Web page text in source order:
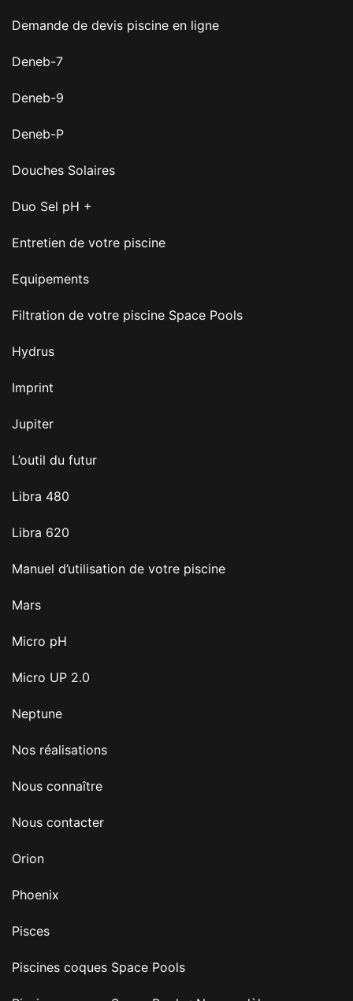
Demande de devis piscine en ligne
Deneb-7
Deneb-9
Deneb-P
Douches Solaires
Duo Sel pH +
Entretien de votre piscine
Equipements
Filtration de votre piscine Space Pools
Hydrus
Imprint
Jupiter
L’outil du futur
Libra 480
Libra 620
Manuel d’utilisation de votre piscine
Mars
Micro pH
Micro UP 2.0
Neptune
Nos réalisations
Nous connaître
Nous contacter
Orion
Phoenix
Pisces
Piscines coques Space Pools